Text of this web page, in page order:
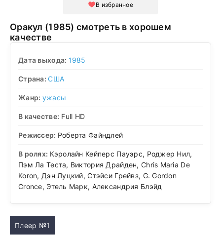
В избранное
Оракул (1985) смотреть в хорошем
качестве
Дата выхода: 1985
Страна:США
Жанр: ужасы
В качестве: Full HD
Режиссер: Роберта Файндлей
В ролях: Кэролайн Кейперс Пауэрс, Роджер Нил,
Пэм Ла Теста, Виктория Драйден, Chris Maria De
Koron, Дэн Луцкий, Стэйси Грейвз, G. Gordon
Cronce, Этель Марк, Александрия Блэйд
Плеер №1